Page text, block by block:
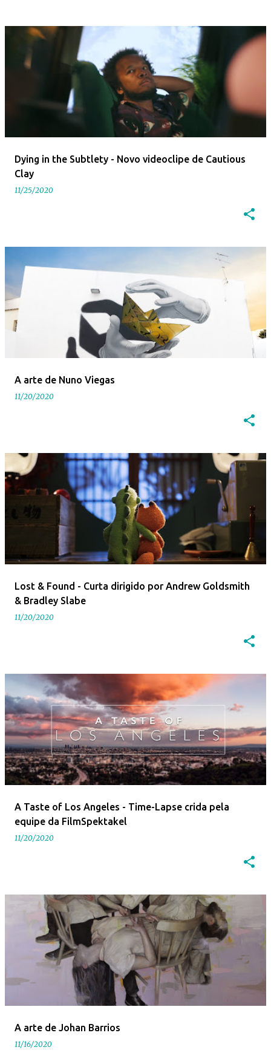
Dying in the Subtlety - Novo videoclipe de Cautious
Clay
11/25/2020
A arte de Nuno Viegas
11/20/2020
Lost & Found - Curta dirigido por Andrew Goldsmith
& Bradley Slabe
11/20/2020
A Taste of Los Angeles - Time-Lapse crida pela
equipe da FilmSpektakel
11/20/2020
A arte de Johan Barrios
11/16/2020